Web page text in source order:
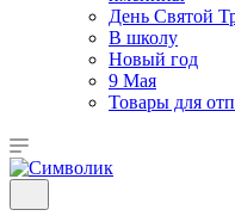
День Святой
В школу
Новый год
9 Мая
Товары для